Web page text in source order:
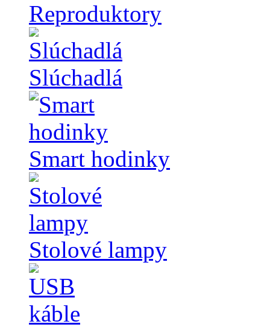
Reproduktory
Slúchadlá
Smart hodinky
Stolové lampy